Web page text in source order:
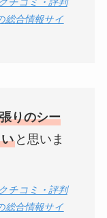
総合情報サイ
りのシー
と思いま
チコミ・評判
総合情報サイ